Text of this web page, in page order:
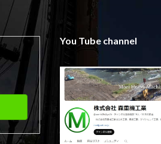
You Tube channel